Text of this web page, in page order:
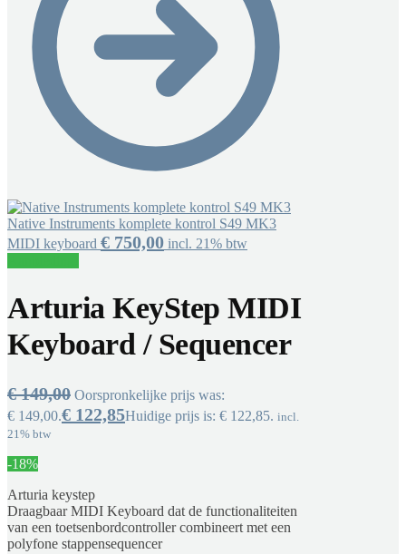
Native Instruments komplete kontrol S49 MK3
MIDI keyboard € 750,00 incl. 21% btw
Arturia KeyStep MIDI
Keyboard / Sequencer
€149,00 Oorspronkelijke prijs was:
€ 149,00.€ 122,85Huidige prijs is: € 122,85. incl.
21% btw
-18%
Arturia keystep
Draagbaar MIDI Keyboard dat de functionaliteiten
van een toetsenbordcontroller combineert met een
polyfone stappensequencer